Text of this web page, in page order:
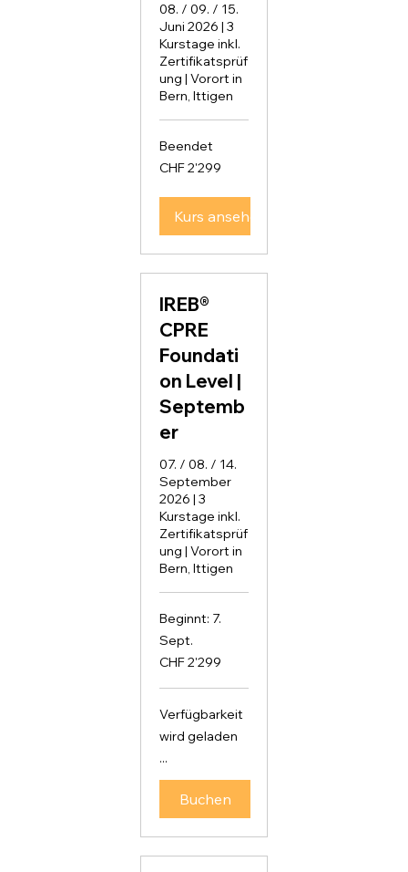
08. / 09. / 15.
Juni 2026 | 3
Kurstage inkl.
Zertifikatsprüf
ung | Vorort in
Bern, Ittigen
Beendet
2'299
Schweizer
CHF 2'299
Kurs ansehen
IREB®
CPRE
Foundati
on Level |
Septemb
er
07. / 08. / 14.
September
2026 | 3
Kurstage inkl.
Zertifikatsprüf
ung | Vorort in
Bern, Ittigen
Beginnt: 7.
Sept.
2'299
Schweizer
CHF 2'299
Verfügbarkeit
wird geladen
...
Buchen